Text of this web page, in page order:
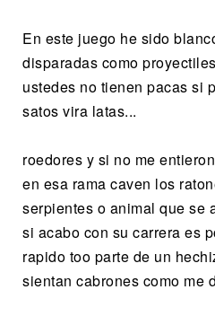
En este juego he sido
disparadas como
ustedes no tienen pacas si
satos vira latas...
roedores y si no me entieron
en esa rama caven los
serpientes o animal que se
si acabo con su carrera es
rapido too parte de un
sientan cabrones como me